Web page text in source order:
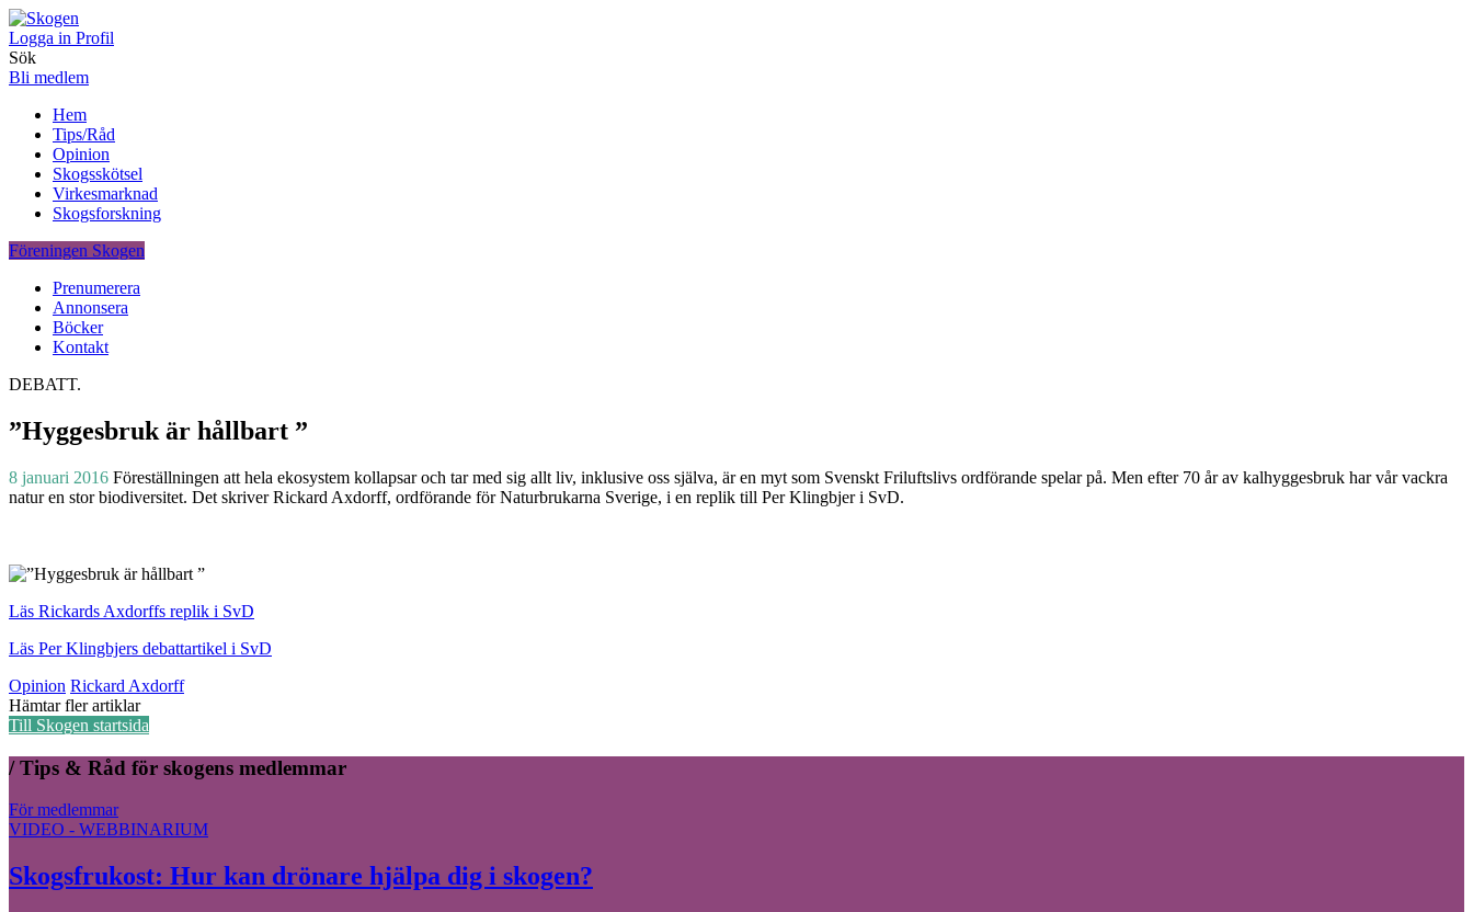
Logga in Profil
Sök
Bli medlem
Hem
Tips/Råd
Opinion
Skogsskötsel
Virkesmarknad
Skogsforskning
Föreningen Skogen
Prenumerera
Annonsera
Böcker
Kontakt
DEBATT.
”Hyggesbruk är hållbart ”
8 januari 2016 Föreställningen att hela ekosystem kollapsar och tar med sig allt liv, inklusive oss själva, är en myt som Svenskt Friluftslivs ordförande spelar på. Men efter 70 år av kalhyggesbruk har vår vackra
natur en stor biodiversitet. Det skriver Rickard Axdorff, ordförande för Naturbrukarna Sverige, i en replik till Per Klingbjer i SvD.
Läs Rickards Axdorffs replik i SvD
Läs Per Klingbjers debattartikel i SvD
Opinion Rickard Axdorff
Hämtar fler artiklar
Till Skogen startsida
/Tips & Råd för skogens medlemmar
För medlemmar
VIDEO - WEBBINARIUM
Skogsfrukost: Hur kan drönare hjälpa dig i skogen?